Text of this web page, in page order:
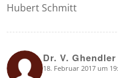
Hubert Schmitt
Dr. V. Ghendler
says: 18. Februar 2017 um